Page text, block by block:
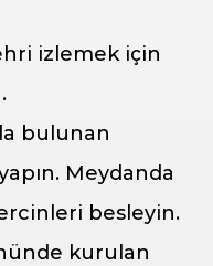
izlemek için
bulunan
Meydanda
besleyin.
kurulan